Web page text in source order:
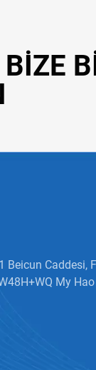
Beicun Caddesi,
My